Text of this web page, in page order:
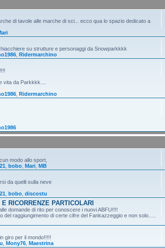
di tavole alle marche di sci... ecco qua lo spazio dedicato a
su strutture e personaggi da Snowparkkkk
Ridermarchino
da Parkkkk....
Ridermarchino
modo allo sport,
bobo Mari MB
da quelli sulla neve
bobo discostu
RICORRENZE PARTICOLARI
domande di rito per conoscere i nuovi ABFU!!!!
del raggiungimento di certe cifre del Fankazzeggio e non solo.....
giro per il mondo!!!!!
Mony76 Maestrina